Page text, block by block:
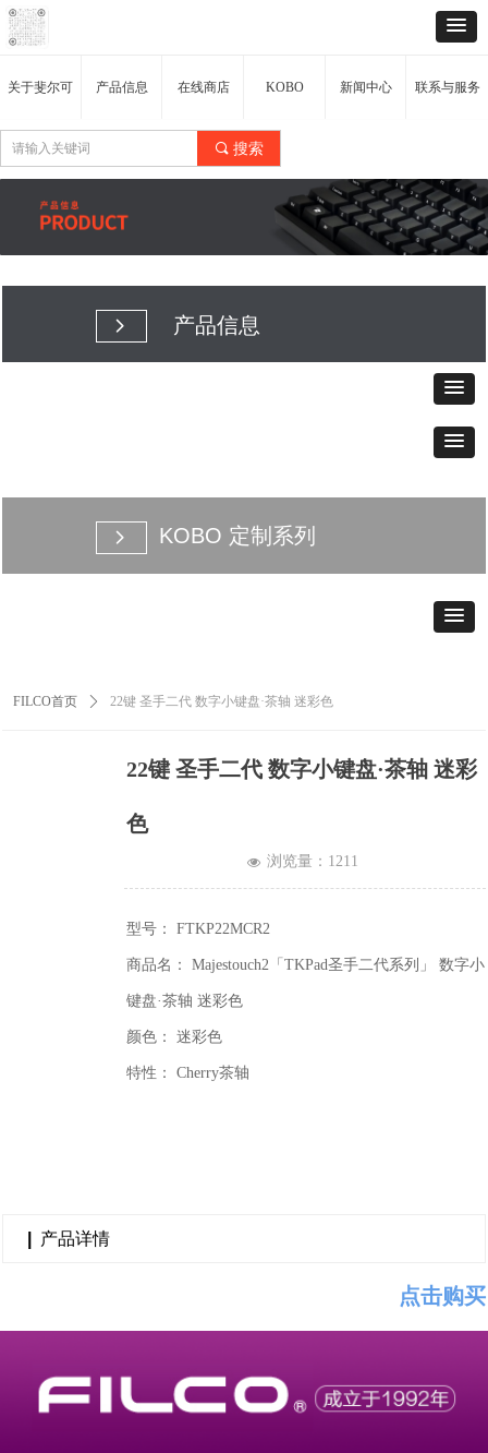
끠 搜索
关于斐尔可 产品信息 在线商店 KOBO 新闻中心 联系与服务
FILCO首页 ꄲ 22键 圣手二代 数字小键盘·茶轴 迷彩色
22键 圣手二代 数字小键盘·茶轴 迷彩
色
型号： FTKP22MCR2
商品名： Majestouch2「TKPad圣手二代系列」 数字小
键盘·茶轴 迷彩色
颜色： 迷彩色
特性： Cherry茶轴
点击购买
产品详情
넶 浏览量： 1211
产品信息
넲
KOBO 定制系列
넲